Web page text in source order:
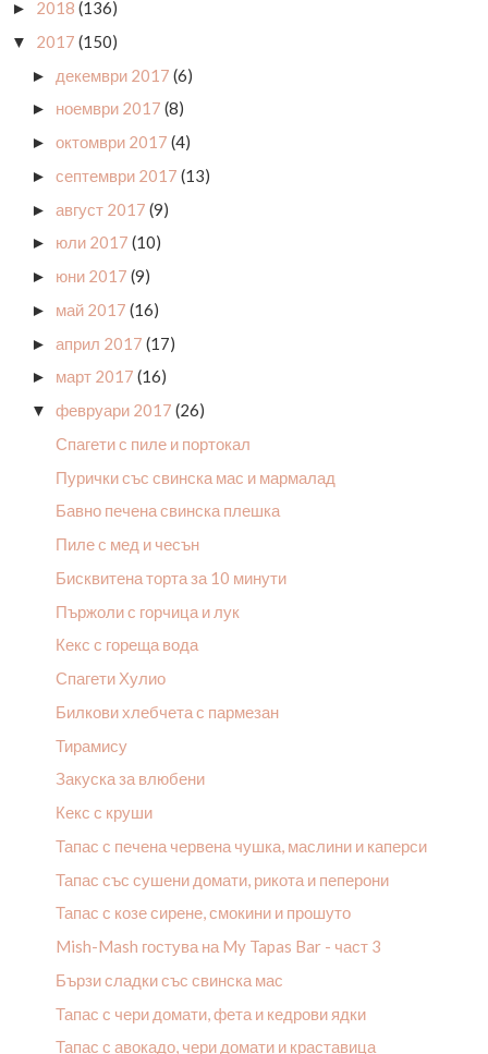
► 2018 (136)
▼ 2017 (150)
► декември 2017 (6)
► ноември 2017 (8)
► октомври 2017 (4)
► септември 2017 (13)
► август 2017 (9)
► юли 2017 (10)
► юни 2017 (9)
► май 2017 (16)
► април 2017 (17)
► март 2017 (16)
▼ февруари 2017 (26)
Спагети с пиле и портокал
Пурички със свинска мас и мармалад
Бавно печена свинска плешка
Пиле с мед и чесън
Бисквитена торта за 10 минути
Пържоли с горчица и лук
Кекс с гореща вода
Спагети Хулио
Билкови хлебчета с пармезан
Тирамису
Закуска за влюбени
Кекс с круши
Тапас с печена червена чушка, маслини и каперси
Тапас със сушени домати, рикота и пеперони
Тапас с козе сирене, смокини и прошуто
Mish-Mash гостува на My Tapas Bar - част 3
Бързи сладки със свинска мас
Тапас с чери домати, фета и кедрови ядки
Тапас с авокадо, чери домати и краставица